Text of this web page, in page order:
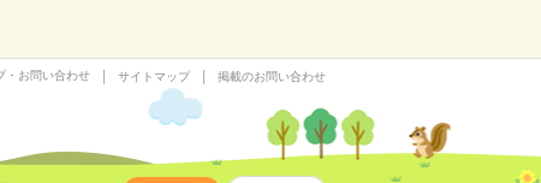
・お問い合わせ サイトマップ 掲載のお問い合わせ